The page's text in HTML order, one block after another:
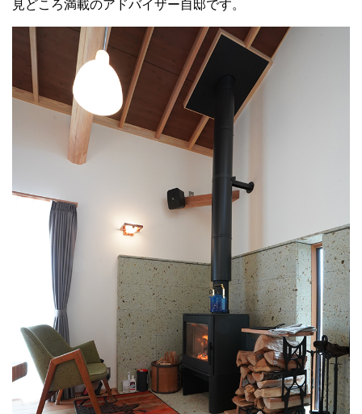
見どころ満載のアドバイザー自邸です。